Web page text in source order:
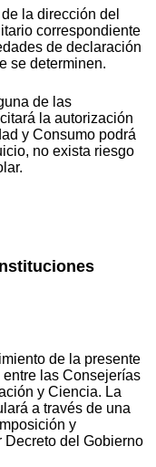
la dirección del
correspondiente
de declaración
se determinen.
de las
la autorización
y Consumo podrá
no exista riesgo
de la presente
entre las Consejerías
y Ciencia. La
a través de una
y
Decreto del Gobierno